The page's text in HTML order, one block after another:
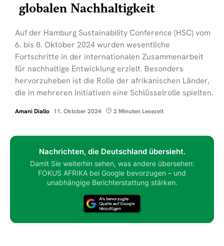
globalen Nachhaltigkeit
Auf der Hamburg Sustainability Conference (HSC) vom
6. bis 8. Oktober 2024 wurden wesentliche
Fortschritte in der internationalen Zusammenarbeit
für nachhaltige Entwicklung erzielt. Besonders
hervorzuheben ist die Rolle der afrikanischen Länder,
die in mehreren Initiativen eine Schlüsselrolle spielten.
Amani Diallo 11. Oktober 2024 2 Minuten Lesezeit
Nachrichten, die Deutschland übersieht.
Damit Sie weiterhin sehen, was andere übersehen:
FOKUS AFRIKA bei Google bevorzugen – und
unabhängige Berichterstattung stärken.